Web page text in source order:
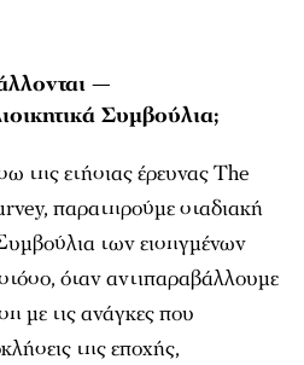
—
Συμβούλια;
της ετήσιας έρευνας The
παρατηρούμε σταδιακή
των εισηγμένων
όταν αντιπαραβάλλουμε
με τις ανάγκες που
της εποχής,